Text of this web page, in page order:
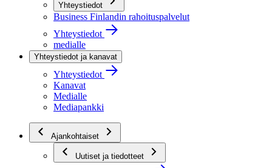
Yhteystiedot
Business Finlandin rahoituspalvelut
Yhteystiedot
medialle
Yhteystiedot ja kanavat
Yhteystiedot
Kanavat
Medialle
Mediapankki
Ajankohtaiset
Uutiset ja tiedotteet